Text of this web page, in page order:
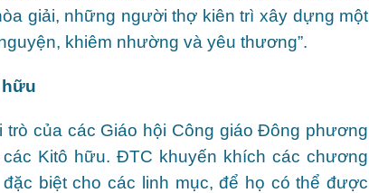
giải, những người thợ kiên trì xây dựng một
khiêm nhường và yêu thương”.
hữu
của các Giáo hội Công giáo Đông phương
Kitô hữu. ĐTC khuyến khích các chương
biệt cho các linh mục, để họ có thể được